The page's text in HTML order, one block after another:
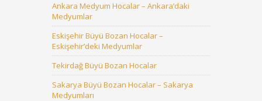
Ankara Medyum Hocalar – Ankara’daki
Medyumlar
Eskişehir Büyü Bozan Hocalar –
Eskişehir’deki Medyumlar
Tekirdağ Büyü Bozan Hocalar
Sakarya Büyü Bozan Hocalar – Sakarya
Medyumları